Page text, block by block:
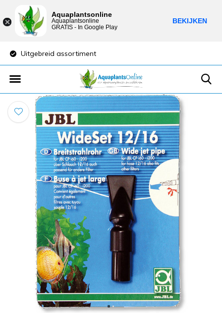
Uitgebreid assortiment
Aquaplantsonline
Aquaplantsonline
GRATIS - In Google Play
BEKIJKEN